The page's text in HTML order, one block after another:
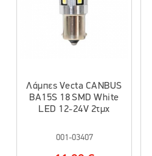
Λάμπες Vecta CANBUS
BA15S 18 SMD White
LED 12-24V 2τμχ
001-03407